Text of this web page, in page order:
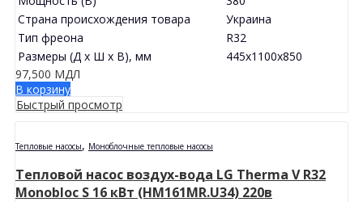
Страна происхождения товара
Украина
Тип фреона
R32
Размеры (Д х Ш х В), мм
445x1100x850
97,500 МДЛ
В корзину
Быстрый просмотр
Тепловые насосы, Моноблочные тепловые насосы
Тепловой насос воздух-вода LG Therma V R32
Monobloc S 16 кВт (HM161MR.U34) 220в